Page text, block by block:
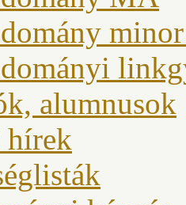
alumnusok
hírek